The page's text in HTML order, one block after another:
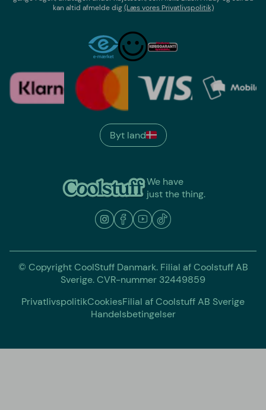
kan altid afmelde dig(Læs vores Privatlivspolitik)
We have
just the thing.
Byt land
© Copyright CoolStuff Danmark. Filial af Coolstuff AB
Sverige. CVR-nummer 32449859
PrivatlivspolitikCookiesFilial af Coolstuff AB Sverige
Handelsbetingelser